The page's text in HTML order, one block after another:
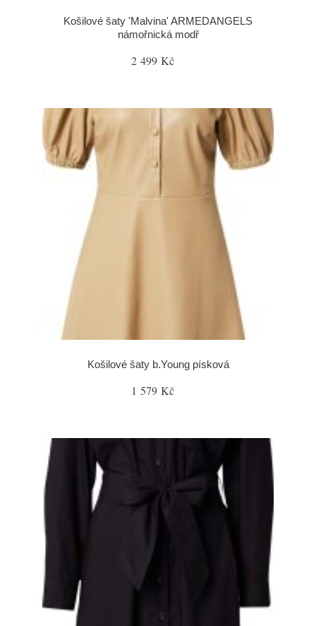
Košilové šaty 'Malvina' ARMEDANGELS
námořnická modř
2 499 Kč
Košilové šaty b.Young písková
1 579 Kč